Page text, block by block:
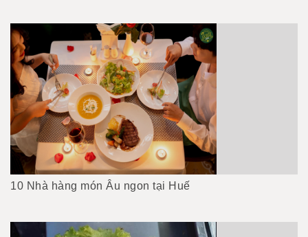
10 Nhà hàng món Âu ngon tại Huế